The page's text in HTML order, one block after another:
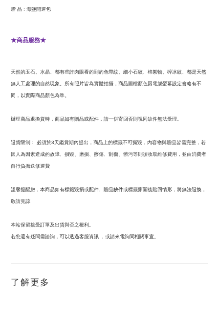
贈 品 : 海鹽開運包
★商品服務★
天然的玉石、水晶、都有些許肉眼看的到的色帶紋、細小石紋、棉絮物、碎冰紋、都是天然
無人工處理的自然現象。所有照片皆為實體拍攝，商品圖檔顏色因電腦螢幕設定會略有不
同，以實際商品顏色為準。
辦理商品退換貨時，商品如有贈品或配件，請一併寄回否則視同缺件無法受理。
退貨限制： 必須於3天鑑賞期內提出，商品上的標籤不可撕毀，內容物與贈品皆需完整，若
因人為因素造成的故障、損毀、磨損、擦傷、刮傷、髒污等則須收取維修費用，並由消費者
自行負擔送修運費
溫馨提醒您，本商品如有標籤毀損或配件、贈品缺件或標籤撕開後貼回情形，將無法退換，
敬請見諒
本站保留接受訂單及出貨與否之權利。
若您還有疑問需諮詢，可以透過客服資訊 ，或請來電詢問相關事宜。
了解更多